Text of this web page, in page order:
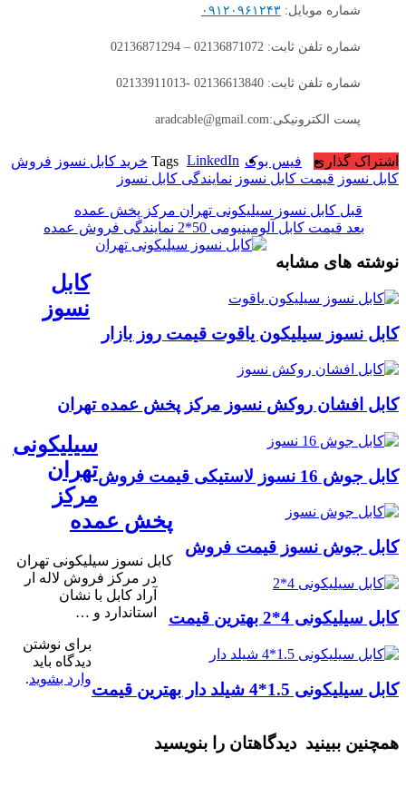
شماره موبایل: ۰۹۱۲۰۹۶۱۲۴۳
شماره تلفن ثابت: 02136871072 – 02136871294
شماره تلفن ثابت: 02136613840 -02133911013
پست الکترونیکی:aradcable@gmail.com
اشتراک گذاری فیس بوک LinkedIn
Tags خرید کابل نسوز فروش
کابل نسوز قیمت کابل نسوز نمایندگی کابل نسوز
قبل کابل نسوز سیلیکونی تهران مرکز پخش عمده
بعد قیمت کابل آلومینیومی 50*2 نمایندگی فروش عمده
نوشته های مشابه
کابل نسوز سیلیکون یاقوت قیمت روز بازار
کابل افشان روکش نسوز مرکز پخش عمده تهران
کابل جوش 16 نسوز لاستیکی قیمت فروش
کابل جوش نسوز قیمت فروش
کابل سیلیکونی 4*2 بهترین قیمت
کابل سیلیکونی 1.5*4 شیلد دار بهترین قیمت
همچنین ببینید
کابل
نسوز
سیلیکونی
تهران
مرکز
پخش عمده
کابل نسوز سیلیکونی تهران
در مرکز فروش لاله ار
آراد کابل با نشان
استاندارد و …
دیدگاهتان را بنویسید
برای نوشتن
دیدگاه باید
وارد بشوید.